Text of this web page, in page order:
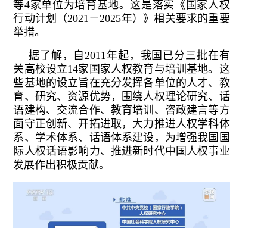
等4家单位为培育基地。这是落实《国家人权
行动计划（2021－2025年）》相关要求的重要
举措。
据了解，自2011年起，我国已分三批在有
关高校设立14家国家人权教育与培训基地。这
些基地的设立旨在充分发挥各单位的人才、教
育、研究、资源优势，围绕人权理论研究、话
语建构、交流合作、教育培训、咨政建言等方
面守正创新、开拓进取，大力推进人权学科体
系、学术体系、话语体系建设，为增强我国国
际人权话语影响力、推进新时代中国人权事业
发展作出积极贡献。